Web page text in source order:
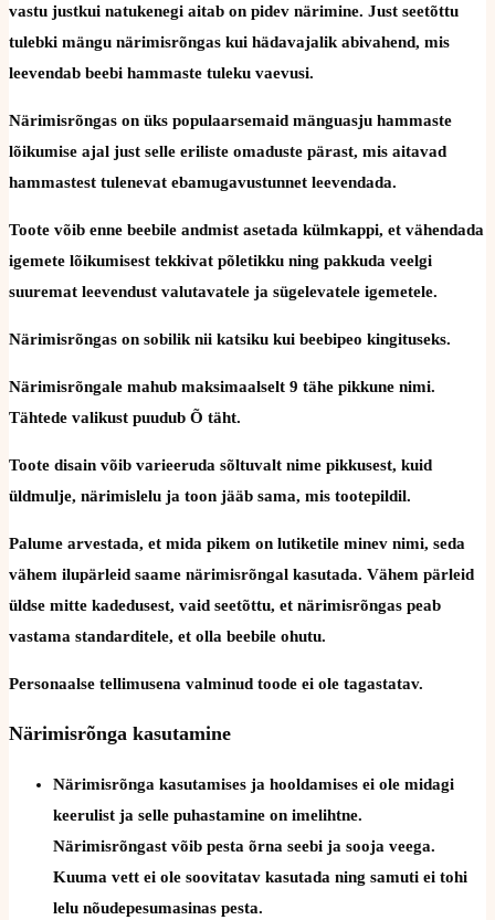
vastu justkui natukenegi aitab on pidev närimine. Just seetõttu
tulebki mängu närimisrõngas kui hädavajalik abivahend, mis
leevendab beebi hammaste tuleku vaevusi.
Närimisrõngas on üks populaarsemaid mänguasju hammaste
lõikumise ajal just selle eriliste omaduste pärast, mis aitavad
hammastest tulenevat ebamugavustunnet leevendada.
Toote võib enne beebile andmist asetada külmkappi, et vähendada
igemete lõikumisest tekkivat põletikku ning pakkuda veelgi
suuremat leevendust valutavatele ja sügelevatele igemetele.
Närimisrõngas on sobilik nii katsiku kui beebipeo kingituseks.
Närimisrõngale mahub maksimaalselt 9 tähe pikkune nimi.
Tähtede valikust puudub Õ täht.
Toote disain võib varieeruda sõltuvalt nime pikkusest, kuid
üldmulje, närimislelu ja toon jääb sama, mis tootepildil.
Palume arvestada, et mida pikem on lutiketile minev nimi, seda
vähem ilupärleid saame närimisrõngal kasutada. Vähem pärleid
üldse mitte kadedusest, vaid seetõttu, et närimisrõngas peab
vastama standarditele, et olla beebile ohutu.
Personaalse tellimusena valminud toode ei ole tagastatav.
Närimisrõnga kasutamine
Närimisrõnga kasutamises ja hooldamises ei ole midagi
keerulist ja selle puhastamine on imelihtne.
Närimisrõngast võib pesta õrna seebi ja sooja veega.
Kuuma vett ei ole soovitatav kasutada ning samuti ei tohi
lelu nõudepesumasinas pesta.